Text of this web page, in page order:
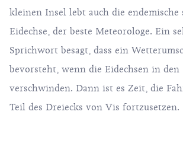
kleinen Insel lebt auch die endemische
Eidechse, der beste Meteorologe. Ein
Sprichwort besagt, dass ein
bevorsteht, wenn die Eidechsen in den
verschwinden. Dann ist es Zeit, die
Teil des Dreiecks von Vis fortzusetzen.